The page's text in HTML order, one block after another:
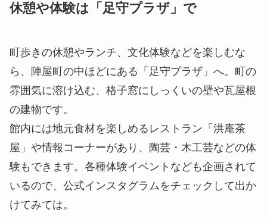
休憩や体験は「足守プラザ」で
町歩きの休憩やランチ、文化体験などを楽しむな
ら、陣屋町の中ほどにある「足守プラザ」へ。町の
雰囲気に溶け込む、格子窓にしっくいの壁や瓦屋根
の建物です。
館内には地元食材を楽しめるレストラン「洪庵茶
屋」や情報コーナーがあり、陶芸・木工芸などの体
験もできます。各種体験イベントなども企画されて
いるので、公式インスタグラムをチェックして出か
けてみては。